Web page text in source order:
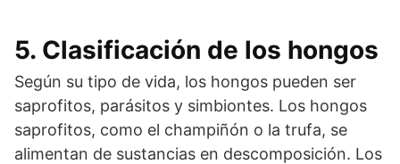
5. Clasificación de los hongos
Según su tipo de vida, los hongos pueden ser
saprofitos, parásitos y simbiontes. Los hongos
saprofitos, como el champiñón o la trufa, se
alimentan de sustancias en descomposición. Los